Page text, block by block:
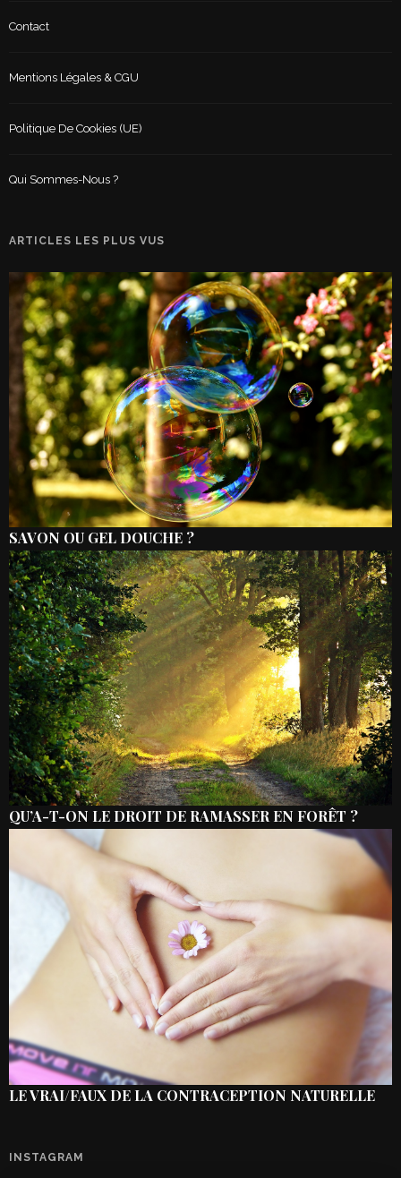
Contact
Mentions Légales & CGU
Politique De Cookies (UE)
Qui Sommes-Nous ?
ARTICLES LES PLUS VUS
SAVON OU GEL DOUCHE ?
QU’A-T-ON LE DROIT DE RAMASSER EN FORÊT ?
LE VRAI/FAUX DE LA CONTRACEPTION NATURELLE
INSTAGRAM